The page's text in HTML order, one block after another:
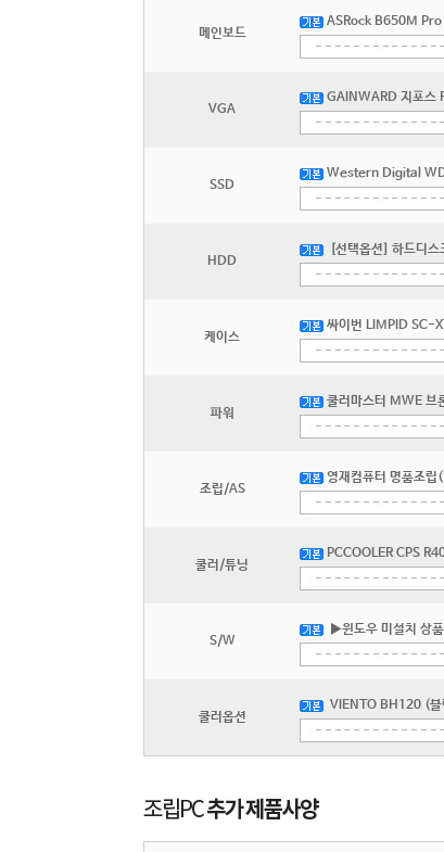
메인보드
ASRock B650M Pro
VGA
GAINWARD 지포스
SSD
Western Digital
HDD
[선택옵션] 하드디
케이스
싸이번 LIMPID SC-
파워
쿨러마스터 MWE
조립/AS
영재컴퓨터 명품조
쿨러/튜닝
PCCOOLER CPS
S/W
▶윈도우 미설치 상
쿨러옵션
VIENTO BH120 (